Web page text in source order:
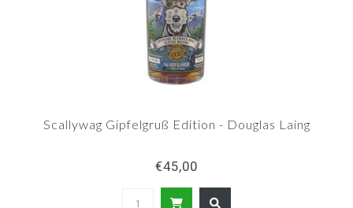
Scallywag Gipfelgruß Edition - Douglas Laing
€45,00